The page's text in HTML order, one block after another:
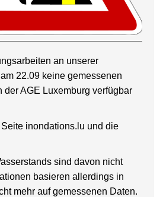
an unserer
22.09 keine gemessenen
der AGE Luxemburg verfügbar
inondations.lu und die
sind davon nicht
basieren allerdings in
mehr auf gemessenen Daten.